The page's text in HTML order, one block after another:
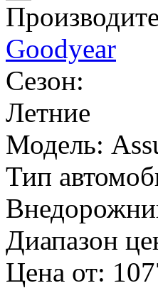
Goodyear
Сезон:
Летние
Модель:
Тип
Диапазон
Цена от: